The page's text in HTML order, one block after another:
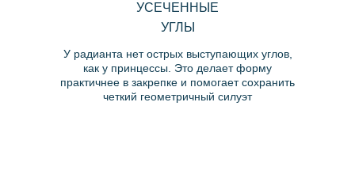
У радианта нет острых выступающих углов,
как у принцессы. Это делает форму
практичнее в закрепке и помогает сохранить
четкий геометричный силуэт
УСЕЧЕННЫЕ
УГЛЫ